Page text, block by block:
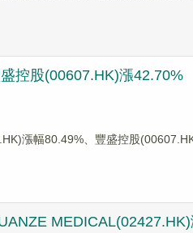
控股(00607.HK)漲42.70%
漲幅80.49%、豐盛控股